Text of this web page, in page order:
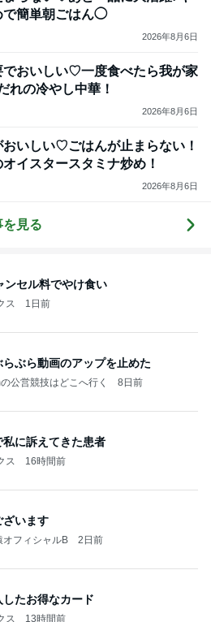
で簡単朝ごはん◯
2026年8月6日
でおいしい♡一度食べたら我が家
れの冷やし中華！
2026年8月6日
おいしい♡ごはんが止まらない！
イスタースタミナ炒め！
2026年8月6日
を見る
ンセル料でやけ食い
ス 1日前
ぶら動画のアップを止めた
公営競技はどこへ行く 8日前
に訴えてきた患者
ス 16時間前
ざいます
オフィシャルB 2日前
たお得なカード
ス 13時間前